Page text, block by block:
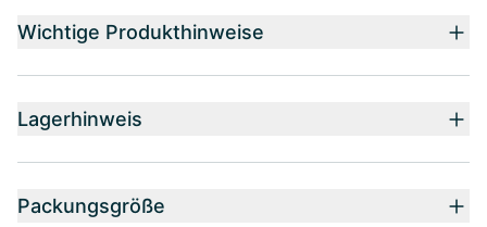
Wichtige Produkthinweise
Lagerhinweis
Packungsgröße